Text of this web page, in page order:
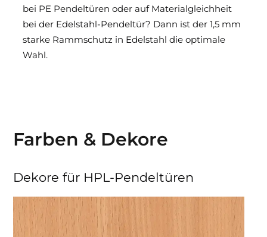
bei PE Pendeltüren oder auf Materialgleichheit
bei der Edelstahl-Pendeltür? Dann ist der 1,5 mm
starke Rammschutz in Edelstahl die optimale
Wahl.
Farben & Dekore
Dekore für HPL-Pendeltüren